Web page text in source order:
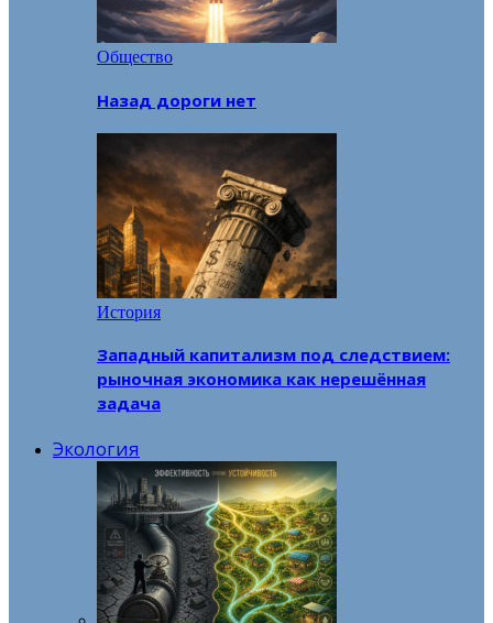
Общество
Назад дороги нет
История
Западный капитализм под следствием:
рыночная экономика как нерешённая
задача
Экология